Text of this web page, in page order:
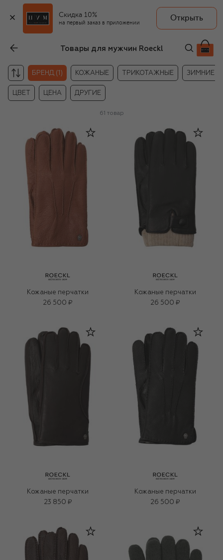
Скидка 10%
на первый заказ в приложении
Открыть
Товары для мужчин Roeckl
БРЕНД (1) КОЖАНЫЕ ТРИКОТАЖНЫЕ ЗИМНИЕ
ЦВЕТ ЦЕНА ДРУГИЕ
61 товар
Кожаные перчатки
26 500 ₽
Кожаные перчатки
26 500 ₽
Кожаные перчатки
23 850 ₽
Кожаные перчатки
26 500 ₽